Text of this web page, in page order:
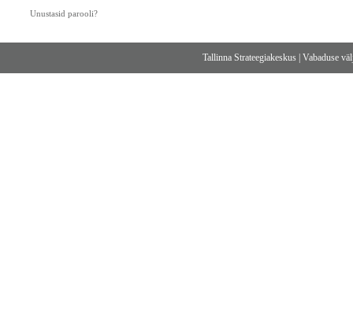
Unustasid parooli?
Tallinna Strateegiakeskus |Vabaduse